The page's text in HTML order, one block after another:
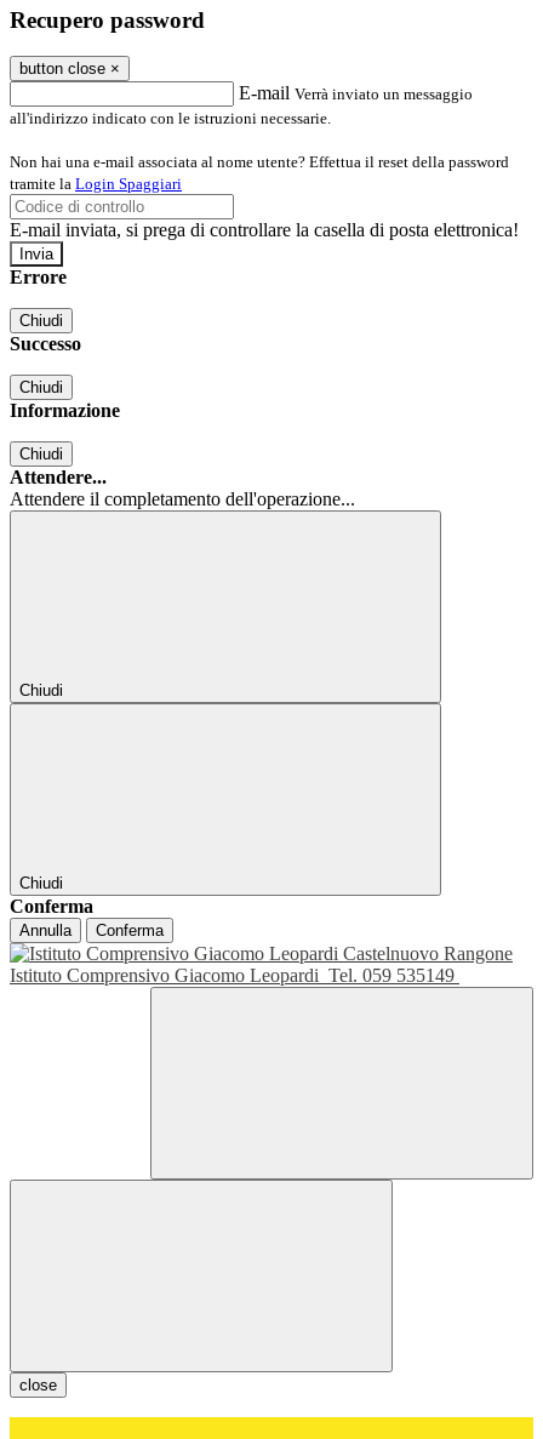
Recupero password
button close ×
E-mail Verrà inviato un messaggio
all'indirizzo indicato con le istruzioni necessarie.
Non hai una e-mail associata al nome utente? Effettua il reset della password
tramite la Login Spaggiari
E-mail inviata, si prega di controllare la casella di posta elettronica!
Errore
Chiudi
Successo
Chiudi
Informazione
Chiudi
Attendere...
Attendere il completamento dell'operazione...
Chiudi
Chiudi
Conferma
Annulla Conferma
Istituto Comprensivo Giacomo Leopardi Tel. 059 535149
close